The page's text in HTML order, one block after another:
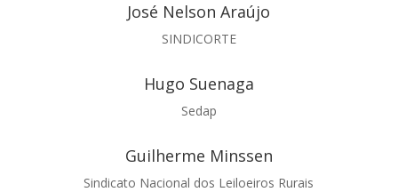
José Nelson Araújo
SINDICORTE
Hugo Suenaga
Sedap
Guilherme Minssen
Sindicato Nacional dos Leiloeiros Rurais